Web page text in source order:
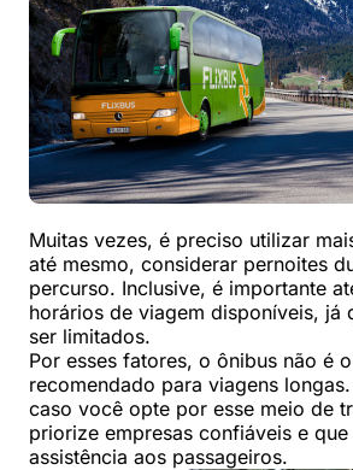
Muitas vezes, é preciso utilizar
até mesmo, considerar pernoites
percurso. Inclusive, é importante
horários de viagem disponíveis, já
ser limitados.
Por esses fatores, o ônibus não é
recomendado para viagens
caso você opte por esse meio de
priorize empresas confiáveis e
assistência aos passageiros.